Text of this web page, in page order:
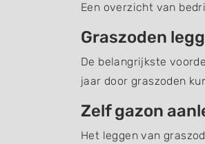
Een overzicht van
Graszoden
De belangrijkste
jaar door graszoden
Zelf gazon
Het leggen van